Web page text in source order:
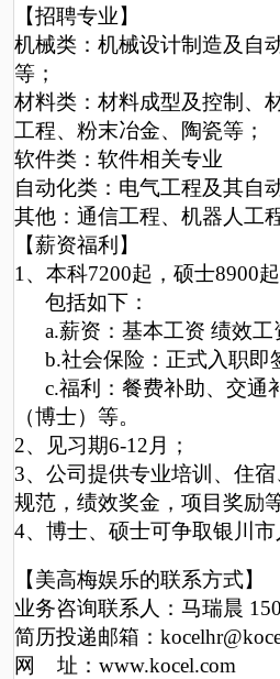
【招聘专业】
机械类：机械设计制造及自
等；
材料类：材料成型及控制、
工程、粉末冶金、陶瓷等；
软件类：软件相关专业
自动化类：电气工程及其自
其他：通信工程、机器人工
【薪资福利】
1、本科7200起， 硕士8900
包括如下：
a.薪资：基本工资 绩效工
b.社会保险：正式入职即
c.福利：餐费补助、交通
（博士）等。
2、见习期6-12月；
3、公司提供专业培训、住
规范，绩效奖金，项目奖励
4、博士、硕士可争取银川
【美高梅娱乐的联系方式】
业务咨询联系人：马瑞晨
简历投递邮箱：
网 址：